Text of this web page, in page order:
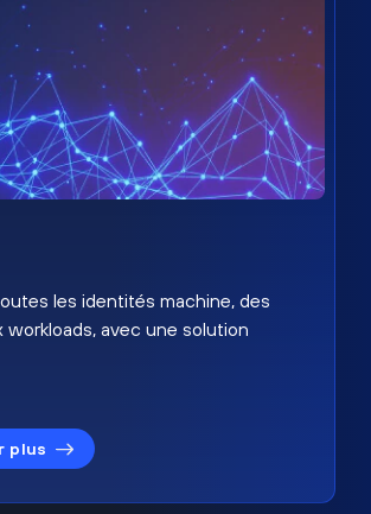
les identités machine, des
workloads, avec une solution
plus